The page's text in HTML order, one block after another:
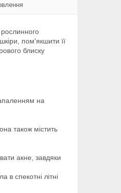
пом'якшити її
блиску
на
також містить
акне, завдяки
в спекотні літні